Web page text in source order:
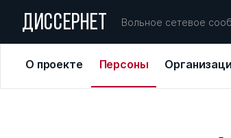
ДИССЕРНЕТ Вольное сетевое
О проекте Персоны